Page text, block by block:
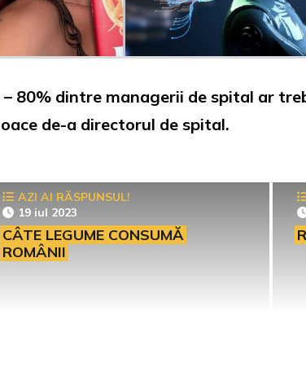
80% dintre managerii de spital ar
de-a directorul de spital.
AZI AI RĂSPUNSUL!
19 iul 2023
CÂTE LEGUME CONSUMĂ
ROMÂNII